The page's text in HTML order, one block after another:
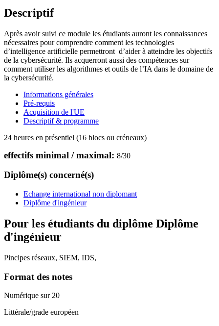
Descriptif
Après avoir suivi ce module les étudiants auront les connaissances
nécessaires pour comprendre comment les technologies
d’intelligence artificielle permettront d’aider à atteindre les objectifs
de la cybersécurité. Ils acquerront aussi des compétences sur
comment utiliser les algorithmes et outils de l’IA dans le domaine de
la cybersécurité.
Informations générales
Pré-requis
Acquisition de l'UE
Descriptif & programme
24 heures en présentiel (16 blocs ou créneaux)
effectifs minimal / maximal: 8/30
Diplôme(s) concerné(s)
Echange international non diplomant
Diplôme d'ingénieur
Pour les étudiants du diplôme Diplôme
d'ingénieur
Pincipes réseaux, SIEM, IDS,
Format des notes
Numérique sur 20
Littérale/grade européen